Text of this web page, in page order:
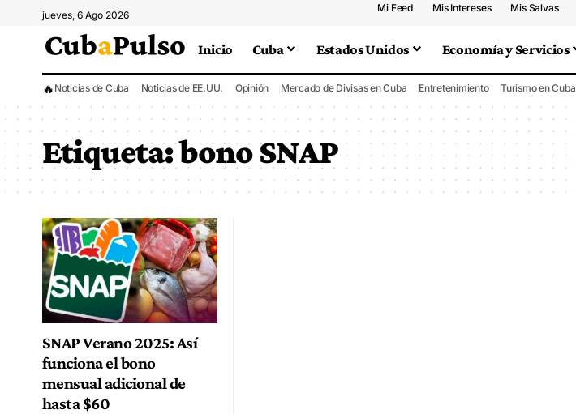
jueves, 6 Ago 2026
Mi Feed Mis Intereses Mis Salvas
Inicio Cuba Estados Unidos Economía y Servicios
🔥 Noticias de Cuba Noticias de EE.UU. Opinión Mercado de Divisas en Cuba Entretenimiento Turismo en Cuba
Etiqueta:bono SNAP
SNAP Verano 2025: Así
funciona el bono
mensual adicional de
hasta $60